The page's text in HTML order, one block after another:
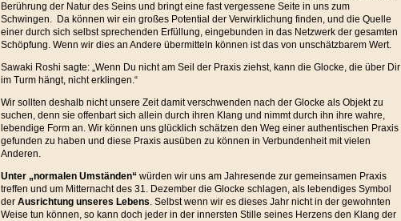
Berührung der Natur des Seins und bringt eine fast vergessene Seite in uns zum
Schwingen. Da können wir ein großes Potential der Verwirklichung finden, und die Quelle
einer durch sich selbst sprechenden Erfüllung, eingebunden in das Netzwerk der gesamten
Schöpfung. Wenn wir dies an Andere übermitteln können ist das von unschätzbarem Wert.
Sawaki Roshi sagte: „Wenn Du nicht am Seil der Praxis ziehst, kann die Glocke, die über Dir
im Turm hängt, nicht erklingen.“
Wir sollten deshalb nicht unsere Zeit damit verschwenden nach der Glocke als Objekt zu
suchen, denn sie offenbart sich allein durch ihren Klang und nimmt durch ihn ihre wahre,
lebendige Form an. Wir können uns glücklich schätzen den Weg einer authentischen Praxis
gefunden zu haben und diese Praxis ausüben zu können in Verbundenheit mit vielen
Anderen.
Unter „normalen Umständen“ würden wir uns am Jahresende zur gemeinsamen Praxis
treffen und um Mitternacht des 31. Dezember die Glocke schlagen, als lebendiges Symbol
der Ausrichtung unseres Lebens. Selbst wenn wir es dieses Jahr nicht in der gewohnten
Weise tun können, so kann doch jeder in der innersten Stille seines Herzens den Klang der